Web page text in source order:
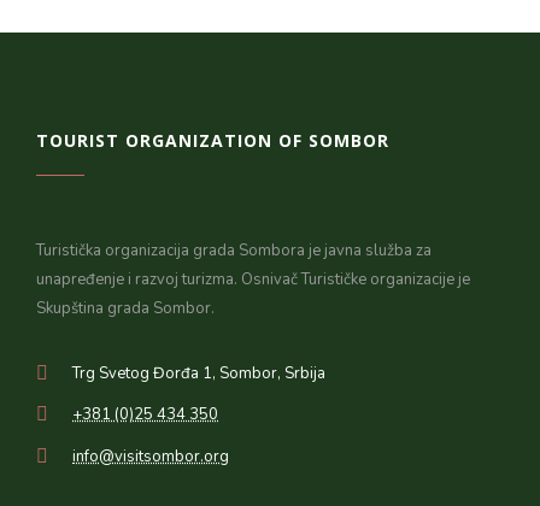
TOURIST ORGANIZATION OF SOMBOR
Turistička organizacija grada Sombora je javna služba za
unapređenje i razvoj turizma. Osnivač Turističke organizacije je
Skupština grada Sombor.
Trg Svetog Đorđa 1, Sombor, Srbija
+381 (0)25 434 350
info@visitsombor.org